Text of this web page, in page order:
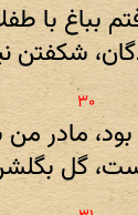
بباغ با
مادر من
گل